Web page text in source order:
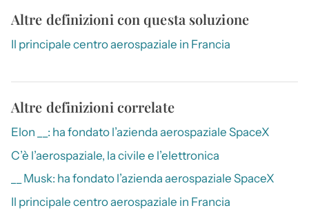
Altre definizioni con questa soluzione
Il principale centro aerospaziale in Francia
Altre definizioni correlate
Elon __: ha fondato l’azienda aerospaziale SpaceX
C’è l’aerospaziale, la civile e l’elettronica
__ Musk: ha fondato l’azienda aerospaziale SpaceX
Il principale centro aerospaziale in Francia